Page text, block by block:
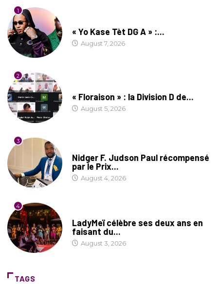
1
« Yo Kase Tèt DG A » :...
August 7, 2026
2
« Floraison » : la Division D de...
August 5, 2026
3
Nidger F. Judson Paul récompensé
par le Prix...
August 4, 2026
4
LadyMeï célèbre ses deux ans en
faisant du...
August 3, 2026
TAGS